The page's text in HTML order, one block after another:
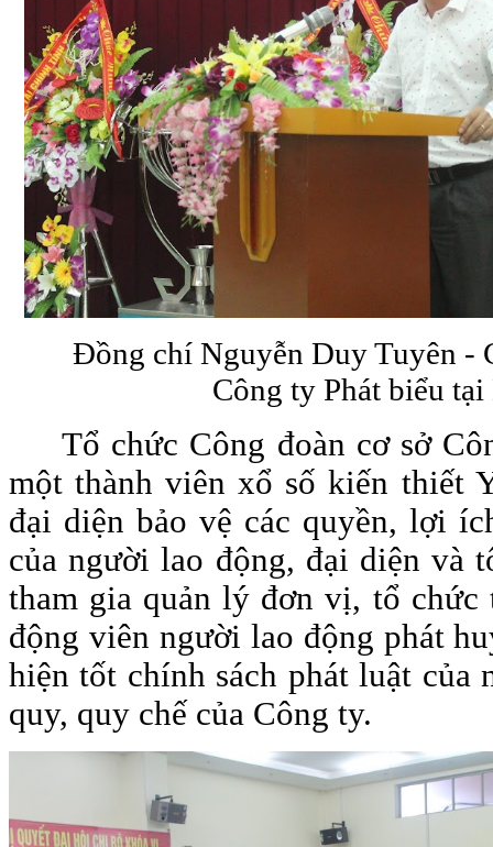
Đồng chí Nguyễn Duy Tuyên -
Công ty Phát biểu
Tổ chức Công đoàn cơ sở
một thành viên xổ số kiến thiết
đại diện bảo vệ các quyền, lợi
của người lao động, đại diện và
tham gia quản lý đơn vị, tổ chức
động viên người lao động phát
hiện tốt chính sách phát luật của
quy, quy chế của Công ty.